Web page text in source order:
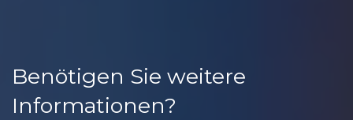
Benötigen Sie weitere
Informationen?